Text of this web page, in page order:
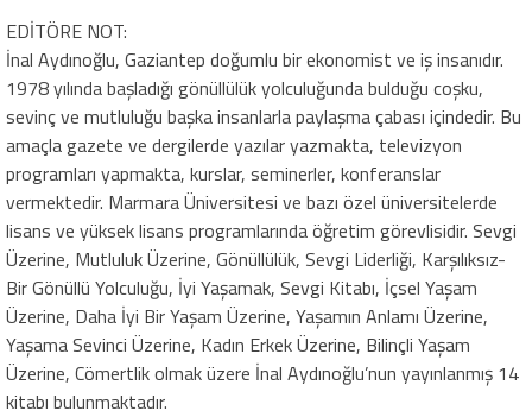
EDİTÖRE NOT:
İnal Aydınoğlu, Gaziantep doğumlu bir ekonomist ve iş insanıdır.
1978 yılında başladığı gönüllülük yolculuğunda bulduğu coşku,
sevinç ve mutluluğu başka insanlarla paylaşma çabası içindedir. Bu
amaçla gazete ve dergilerde yazılar yazmakta, televizyon
programları yapmakta, kurslar, seminerler, konferanslar
vermektedir. Marmara Üniversitesi ve bazı özel üniversitelerde
lisans ve yüksek lisans programlarında öğretim görevlisidir. Sevgi
Üzerine, Mutluluk Üzerine, Gönüllülük, Sevgi Liderliği, Karşılıksız-
Bir Gönüllü Yolculuğu, İyi Yaşamak, Sevgi Kitabı, İçsel Yaşam
Üzerine, Daha İyi Bir Yaşam Üzerine, Yaşamın Anlamı Üzerine,
Yaşama Sevinci Üzerine, Kadın Erkek Üzerine, Bilinçli Yaşam
Üzerine, Cömertlik olmak üzere İnal Aydınoğlu’nun yayınlanmış 14
kitabı bulunmaktadır.